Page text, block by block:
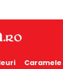
Caramele